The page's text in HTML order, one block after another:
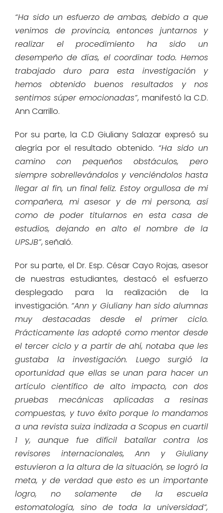
“Ha sido un esfuerzo de ambas, debido a que
venimos de provincia, entonces juntarnos y
realizar el procedimiento ha sido un
desempeño de días, el coordinar todo. Hemos
trabajado duro para esta investigación y
hemos obtenido buenos resultados y nos
sentimos súper emocionadas”, manifestó la C.D.
Ann Carrillo.
Por su parte, la C.D Giuliany Salazar expresó su
alegría por el resultado obtenido. “Ha sido un
camino con pequeños obstáculos, pero
siempre sobrellevándolos y venciéndolos hasta
llegar al fin, un final feliz. Estoy orgullosa de mi
compañera, mi asesor y de mi persona, así
como de poder titularnos en esta casa de
estudios, dejando en alto el nombre de la
UPSJB”, señaló.
Por su parte, el Dr. Esp. César Cayo Rojas, asesor
de nuestras estudiantes, destacó el esfuerzo
desplegado para la realización de la
investigación. “Ann y Giuliany han sido alumnas
muy destacadas desde el primer ciclo.
Prácticamente las adopté como mentor desde
el tercer ciclo y a partir de ahí, notaba que les
gustaba la investigación. Luego surgió la
oportunidad que ellas se unan para hacer un
artículo científico de alto impacto, con dos
pruebas mecánicas aplicadas a resinas
compuestas, y tuvo éxito porque lo mandamos
a una revista suiza indizada a Scopus en cuartil
1 y, aunque fue difícil batallar contra los
revisores internacionales, Ann y Giuliany
estuvieron a la altura de la situación, se logró la
meta, y de verdad que esto es un importante
logro, no solamente de la escuela
estomatología, sino de toda la universidad”,